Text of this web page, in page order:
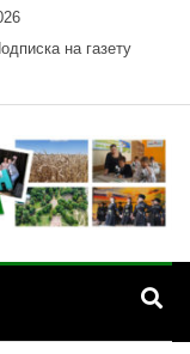
на газету
Адыгея